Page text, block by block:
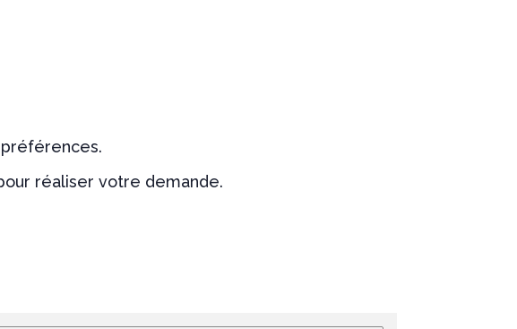
réaliser votre demande.